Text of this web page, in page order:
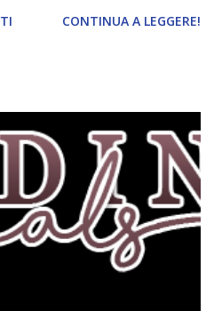
eccomi qui con il post delle
perché ogni libro letto può
Riportandovi l'esempio che ho
un libro horror sulle sirene
tecnicamente ho già
della mia lista . Non importa
maturare come lettore,
comfort zone. Come
non dovete fare altro che
CONTINUA A LEGGERE!